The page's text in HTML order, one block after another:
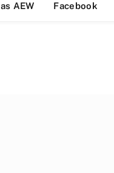
AEW Facebook